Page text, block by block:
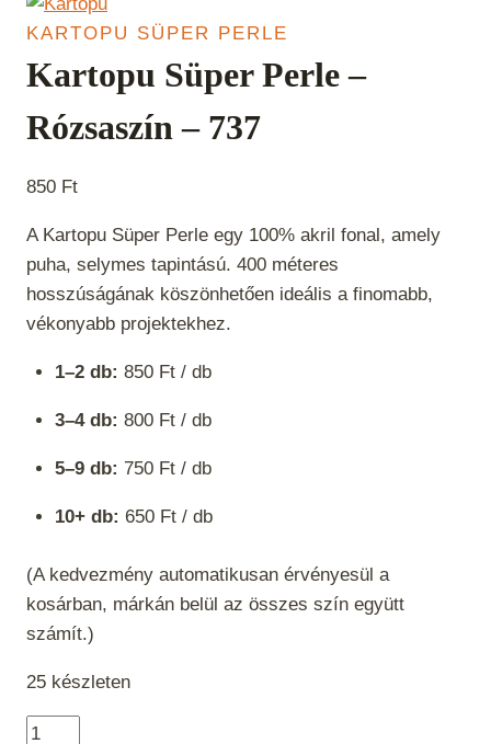
KARTOPU SÜPER PERLE
Kartopu Süper Perle –
Rózsaszín – 737
850 Ft
A Kartopu Süper Perle egy 100% akril fonal, amely
puha, selymes tapintású. 400 méteres
hosszúságának köszönhetően ideális a finomabb,
vékonyabb projektekhez.
1–2 db: 850 Ft / db
3–4 db: 800 Ft / db
5–9 db: 750 Ft / db
10+ db: 650 Ft / db
(A kedvezmény automatikusan érvényesül a
kosárban, márkán belül az összes szín együtt
számít.)
25 készleten
Kartopu